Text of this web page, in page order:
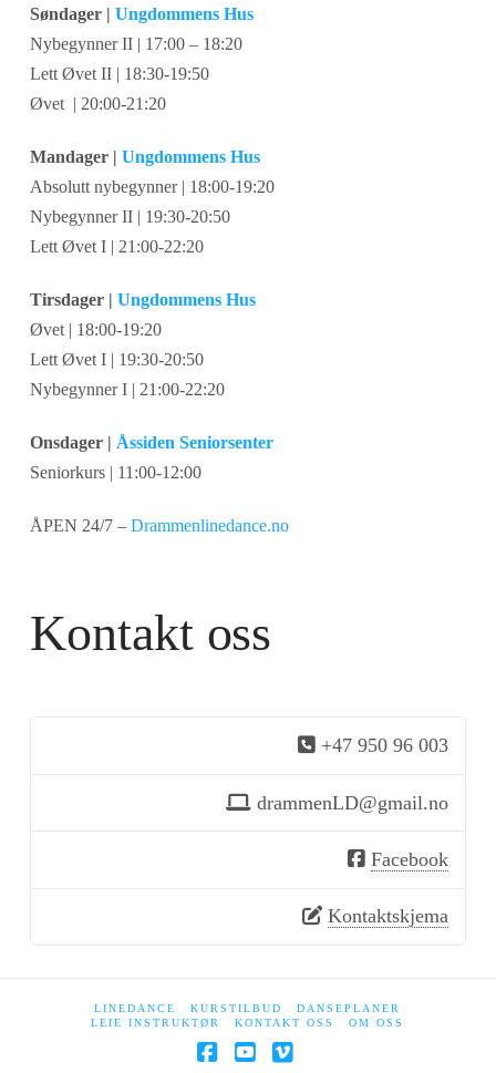
Søndager | Ungdommens Hus
Nybegynner II | 17:00 – 18:20
Lett Øvet II | 18:30-19:50
Øvet | 20:00-21:20
Mandager | Ungdommens Hus
Absolutt nybegynner | 18:00-19:20
Nybegynner II | 19:30-20:50
Lett Øvet I | 21:00-22:20
Tirsdager | Ungdommens Hus
Øvet | 18:00-19:20
Lett Øvet I | 19:30-20:50
Nybegynner I | 21:00-22:20
Onsdager | Åssiden Seniorsenter
Seniorkurs | 11:00-12:00
ÅPEN 24/7 – Drammenlinedance.no
Kontakt oss
+47 950 96 003
drammenLD@gmail.no
Facebook
Kontaktskjema
LINEDANCE KURSTILBUD
DANSEPLANER
LEIE INSTRUKTØR
KONTAKT OSS OM OSS